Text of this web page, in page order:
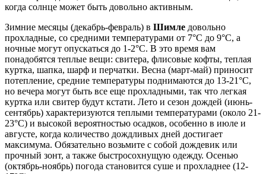
когда солнце может быть довольно активным.
Зимние месяцы (декабрь-февраль) в Шимле довольно
прохладные, со средними температурами от 7°C до 9°C, а
ночные могут опускаться до 1-2°C. В это время вам
понадобятся теплые вещи: свитера, флисовые кофты, теплая
куртка, шапка, шарф и перчатки. Весна (март-май) приносит
потепление, средние температуры поднимаются до 13-21°C,
но вечера могут быть все еще прохладными, так что легкая
куртка или свитер будут кстати. Лето и сезон дождей (июнь-
сентябрь) характеризуются теплыми температурами (около 21-
23°C) и высокой вероятностью осадков, особенно в июле и
августе, когда количество дождливых дней достигает
максимума. Обязательно возьмите с собой дождевик или
прочный зонт, а также быстросохнущую одежду. Осенью
(октябрь-ноябрь) погода становится суше и прохладнее (12-